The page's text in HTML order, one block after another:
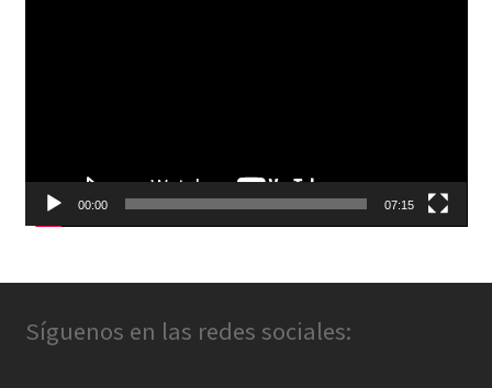
00:00 07:15
Síguenos en las redes sociales: